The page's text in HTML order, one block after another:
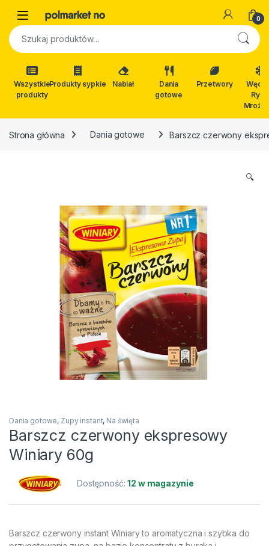
Open 0
Szukaj:
Wszystkie
produkty
Produkty sypkie Nabiał
Dania
gotowe
Przetwory
Ryby
Strona główna Dania gotowe Barszcz czerwony
🔍
Dania gotowe, Zupy instant, Na święta
Barszcz czerwony ekspresowy
Winiary 60g
Dostępność:12 w magazynie
Barszcz czerwony instant Winiary to aromatyczna i szybka do